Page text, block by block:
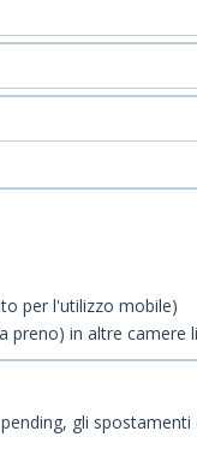
per l'utilizzo mobile)
preno) in altre camere
gli